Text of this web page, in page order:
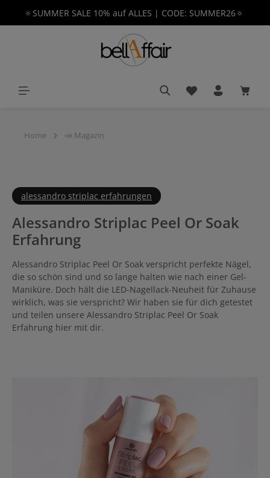
springen
🔅SUMMER SALE 10% auf ALLES | CODE: SUMMER26🔅
Du hast 0
Home 📣 Magazin
alessandro striplac erfahrungen
Alessandro Striplac Peel Or Soak
Erfahrung
Alessandro Striplac Peel Or Soak verspricht perfekte Nägel,
die so schön sind und so lange halten wie nach einer Gel-
Maniküre. Doch hält die LED-Nagellack-Neuheit für Zuhause
wirklich, was sie verspricht? Wir haben sie für dich getestet
und teilen unsere Alessandro Striplac Peel Or Soak
Erfahrung hier mit dir.